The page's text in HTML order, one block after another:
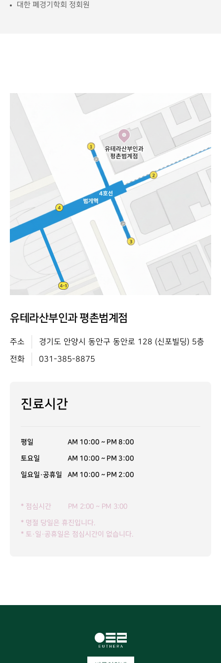
대한 폐경기학회 정회원
유테라산부인과 평촌범계점
주소 경기도 안양시 동안구 동안로 128 (신포빌딩) 5층
전화 031-385-8875
진료시간
평일 AM 10:00 ~ PM 8:00
토요일 AM 10:00 ~ PM 3:00
일요일·공휴일 AM 10:00 ~ PM 2:00
* 점심시간 PM 2:00 ~ PM 3:00
* 명절 당일은 휴진입니다.
* 토·일·공휴일은 점심시간이 없습니다.